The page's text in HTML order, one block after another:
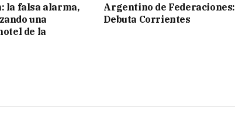
la falsa alarma,
una
de la
Argentino de Federaciones:
Debuta Corrientes